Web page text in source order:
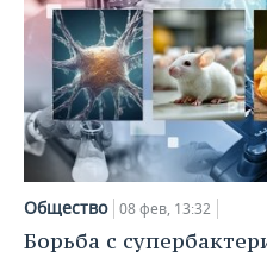
Общество 08 фев, 13:32
Борьба с